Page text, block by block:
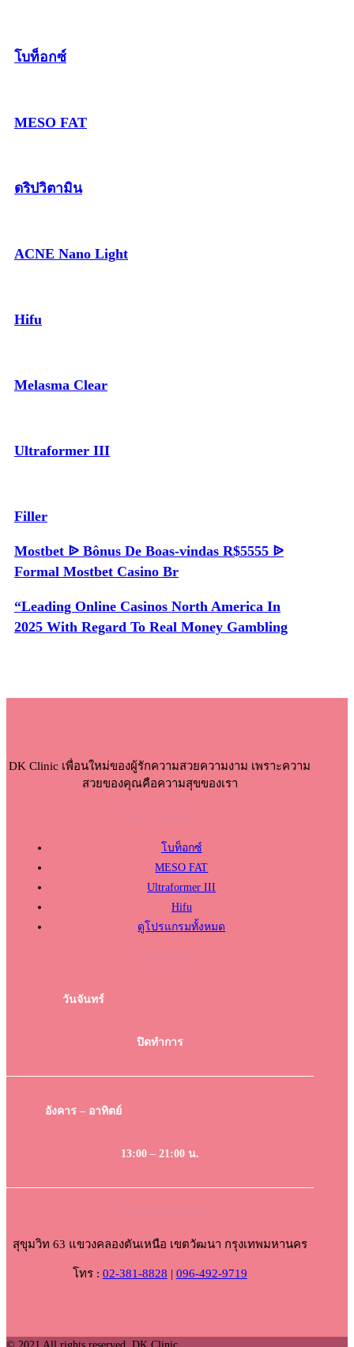
โบท็อกซ์
MESO FAT
ดริปวิตามิน
ACNE Nano Light
Hifu
Melasma Clear
Ultraformer III
Filler
Mostbet ᐉ Bônus De Boas-vindas R$5555 ᐉ
Formal Mostbet Casino Br
“Leading Online Casinos North America In
2025 With Regard To Real Money Gambling
DK Clinic เพื่อนใหม่ของผู้รักความสวยความงาม เพราะความ
สวยของคุณคือความสุขของเรา
โบท็อกซ์
MESO FAT
Ultraformer III
Hifu
ดูโปรแกรมทั้งหมด
วันจันทร์
ปิดทำการ
อังคาร – อาทิตย์
13:00 – 21:00 น.
สุขุมวิท 63 แขวงคลองตันเหนือ เขตวัฒนา กรุงเทพมหานคร
โทร : 02-381-8828 | 096-492-9719